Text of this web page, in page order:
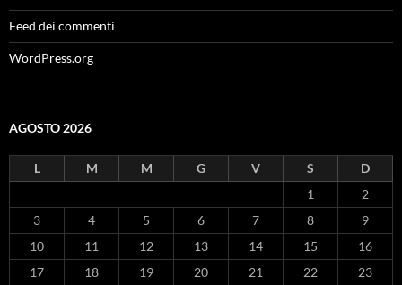
Feed dei commenti
WordPress.org
AGOSTO 2026
L M M G V S
D
1
2
3
4 5 6 7 8
9
10
11 12 13 14 15
16
17
18 19 20 21 22 23